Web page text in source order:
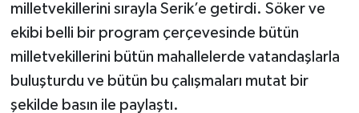
milletvekillerini sırayla Serik’e getirdi. Söker ve
ekibi belli bir program çerçevesinde bütün
milletvekillerini bütün mahallelerde vatandaşlarla
buluşturdu ve bütün bu çalışmaları mutat bir
şekilde basın ile paylaştı.